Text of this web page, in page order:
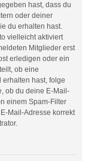
hast, dass du
oder deiner
du erhalten hast.
vielleicht aktiviert
Mitglieder erst
erledigen oder ein
ob eine
erhalten hast, folge
ob du deine E-Mail-
einem Spam-Filter
Mail-Adresse korrekt